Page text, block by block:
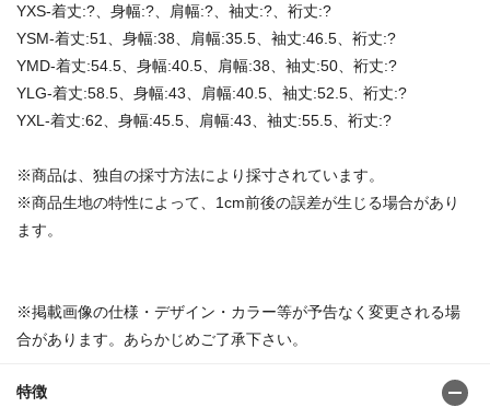
YXS-着丈:?、身幅:?、肩幅:?、袖丈:?、裄丈:?
YSM-着丈:51、身幅:38、肩幅:35.5、袖丈:46.5、裄丈:?
YMD-着丈:54.5、身幅:40.5、肩幅:38、袖丈:50、裄丈:?
YLG-着丈:58.5、身幅:43、肩幅:40.5、袖丈:52.5、裄丈:?
YXL-着丈:62、身幅:45.5、肩幅:43、袖丈:55.5、裄丈:?
※商品は、独自の採寸方法により採寸されています。
※商品生地の特性によって、1cm前後の誤差が生じる場合があり
ます。
※掲載画像の仕様・デザイン・カラー等が予告なく変更される場
合があります。あらかじめご了承下さい。
特徴